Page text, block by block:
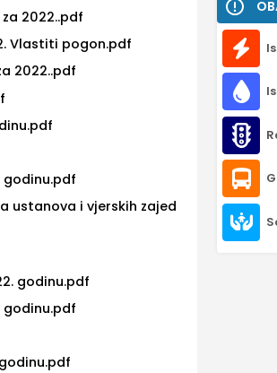
2022..pdf
Vlastiti pogon.pdf
2022..pdf
godinu.pdf
ustanova i vjerskih zajed
godinu.pdf
godinu.pdf